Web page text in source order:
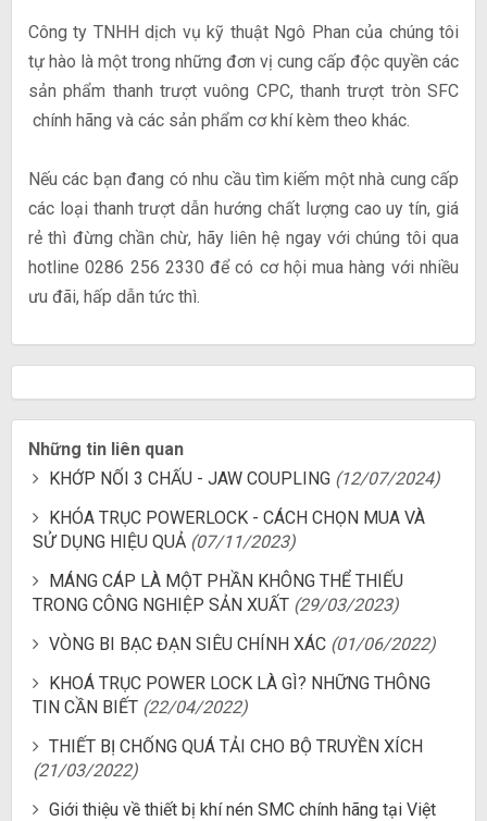
Công ty TNHH dịch vụ kỹ thuật Ngô Phan của chúng tôi
tự hào là một trong những đơn vị cung cấp độc quyền các
sản phẩm thanh trượt vuông CPC, thanh trượt tròn SFC
chính hãng và các sản phẩm cơ khí kèm theo khác.
Nếu các bạn đang có nhu cầu tìm kiếm một nhà cung cấp
các loại thanh trượt dẫn hướng chất lượng cao uy tín, giá
rẻ thì đừng chần chừ, hãy liên hệ ngay với chúng tôi qua
hotline 0286 256 2330 để có cơ hội mua hàng với nhiều
ưu đãi, hấp dẫn tức thì.
Những tin liên quan
KHỚP NỐI 3 CHẤU - JAW COUPLING (12/07/2024)
KHÓA TRỤC POWERLOCK - CÁCH CHỌN MUA VÀ
SỬ DỤNG HIỆU QUẢ (07/11/2023)
MÁNG CÁP LÀ MỘT PHẦN KHÔNG THỂ THIẾU
TRONG CÔNG NGHIỆP SẢN XUẤT (29/03/2023)
VÒNG BI BẠC ĐẠN SIÊU CHÍNH XÁC (01/06/2022)
KHOÁ TRỤC POWER LOCK LÀ GÌ? NHỮNG THÔNG
TIN CẦN BIẾT (22/04/2022)
THIẾT BỊ CHỐNG QUÁ TẢI CHO BỘ TRUYỀN XÍCH
(21/03/2022)
Giới thiệu về thiết bị khí nén SMC chính hãng tại Việt